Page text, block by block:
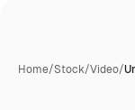
Home/Stock/Video/